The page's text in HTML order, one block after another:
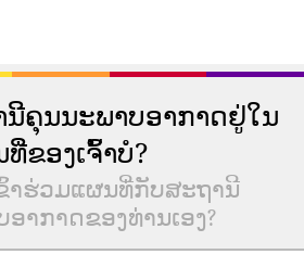
ນີຄຸນນະພາບອາກາດຢູ່ໃນ
ຂອງເຈົ້າບໍ?
າຮ່ວມແຜນທີ່ກັບສະຖານີ
າກາດຂອງທ່ານເອງ?